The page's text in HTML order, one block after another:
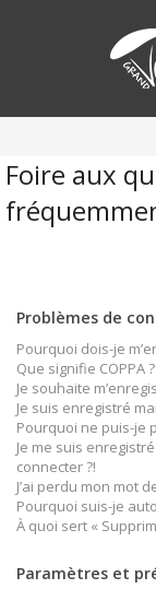
Foire aux
Problèmes de
Pourquoi dois-je
Que signifie COPPA ?
Je souhaite
Je suis enregistré
Pourquoi ne puis-je
Je me suis
connecter ?!
J’ai perdu mon mot
Pourquoi suis-je
À quoi sert «
Paramètres et